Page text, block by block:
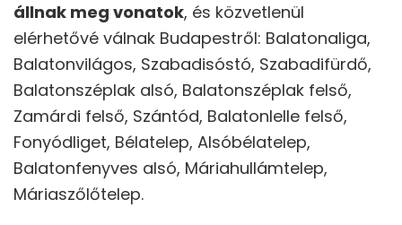
állnak meg vonatok, és közvetlenül
elérhetővé válnak Budapestről: Balatonaliga,
Balatonvilágos, Szabadisóstó, Szabadifürdő,
Balatonszéplak alsó, Balatonszéplak felső,
Zamárdi felső, Szántód, Balatonlelle felső,
Fonyódliget, Bélatelep, Alsóbélatelep,
Balatonfenyves alsó, Máriahullámtelep,
Máriaszőlőtelep.